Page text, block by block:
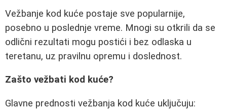
Vežbanje kod kuće postaje sve popularnije,
posebno u poslednje vreme. Mnogi su otkrili da se
odlični rezultati mogu postići i bez odlaska u
teretanu, uz pravilnu opremu i doslednost.
Zašto vežbati kod kuće?
Glavne prednosti vežbanja kod kuće uključuju: